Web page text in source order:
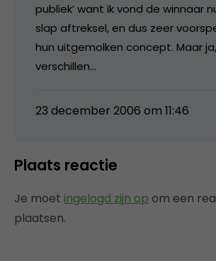
publiek’ want ik vond de winnaar
slap aftreksel, en dus zeer
hun uitgemolken concept. Maar
verschillen…
23 december 2006 om 11:46
Plaats reactie
Je moet ingelogd zijn op om een
plaatsen.